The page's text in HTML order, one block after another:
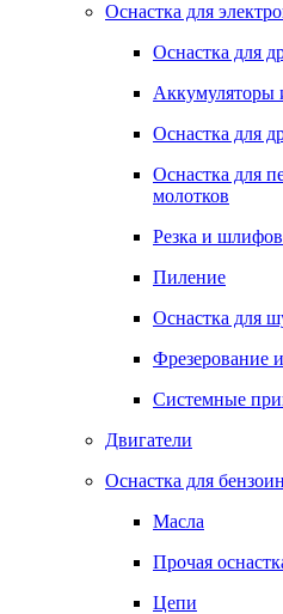
Оснастка для
Оснастка для
Аккумуляторы
Оснастка для
Оснастка для
молотков
Резка и
Пиление
Оснастка для
Фрезерование
Системные
Двигатели
Оснастка для
Масла
Прочая
Цепи